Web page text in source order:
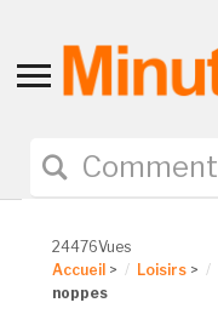
Toggle
navigation
24476Vues
Accueil > Loisirs >
noppes